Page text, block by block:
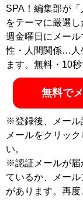
SPA！編集部が「
をテーマに厳選
週金曜日にメール
性・人間関係…人
ます。無料・10秒
無料で
※登録後、メール
メールをクリッ
い。
※認証メールが届
ているか、メー
があります。再度